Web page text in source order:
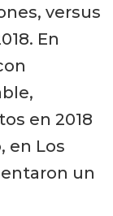
versus
En
en 2018
en Los
un